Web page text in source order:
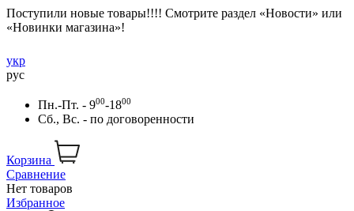
Поступили новые товары!!!! Смотрите раздел «Новости» или
«Новинки магазина»!
укр
рус
Пн.-Пт. - 900-1800
Сб., Вс. - по договоренности
Корзина
Сравнение
Нет товаров
Избранное